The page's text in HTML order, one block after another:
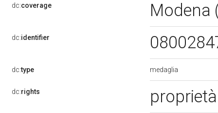
dc:coverage Modena
dc:identifier
dc:type medaglia
dc:rights